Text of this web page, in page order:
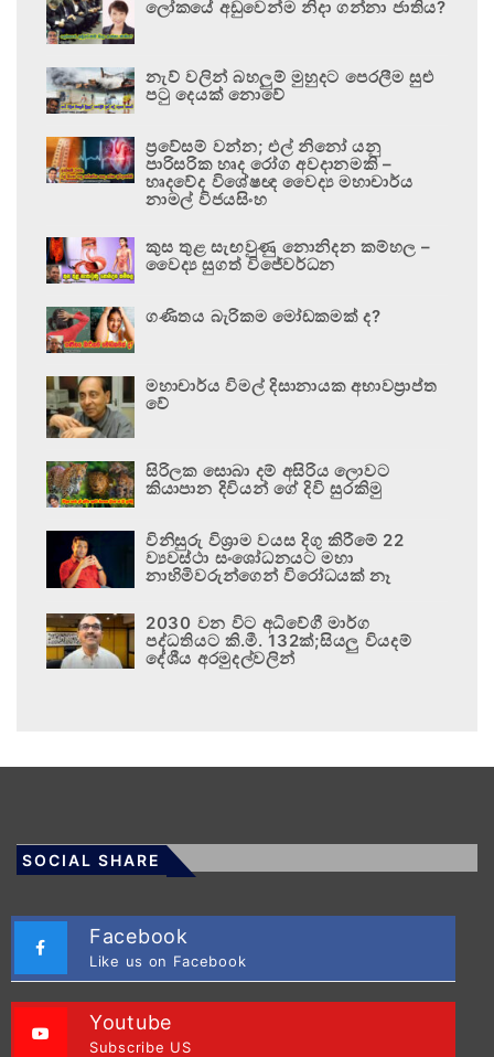
ලෝකයේ අඩුවෙන්ම නිදා ගන්නා ජාතිය?
නැව් වලින් බහලුම් මුහුදට පෙරලීම සුළු
පටු දෙයක් නොවේ
ප්‍රවේසම් වන්න; එල් නිනෝ යනු
පාරිසරික හෘද රෝග අවදානමකි –
හෘදවේද විශේෂඥ වෛද්‍ය මහාචාර්ය
නාමල් විජයසිංහ
කුස තුළ සැඟවුණු නොනිදන කම්හල –
වෛද්‍ය සුගත් විජේවර්ධන
ගණිතය බැරිකම මෝඩකමක් ද?
මහාචාර්ය විමල් දිසානායක අභාවප්‍රාප්ත
වේ
සිරිලක සොබා දම් අසිරිය ලොවට
කියාපාන දිවියන් ගේ දිවි සුරකිමු
විනිසුරු විශ්‍රාම වයස දිගු කිරීමේ 22
ව්‍යවස්ථා සංශෝධනයට මහා
නාහිමිවරුන්ගෙන් විරෝධයක් නෑ
2030 වන විට අධිවේගී මාර්ග
පද්ධතියට කි.මී. 132ක්;සියලු වියදම්
දේශීය අරමුදල්වලින්
SOCIAL SHARE
Facebook
Like us on Facebook
Youtube
Subscribe US